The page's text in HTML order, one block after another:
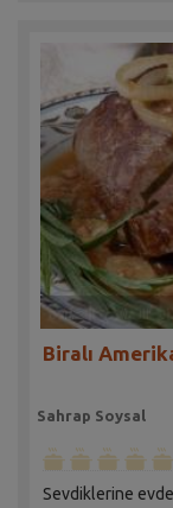
Biralı
Sahrap Soysal
Sevdiklerine